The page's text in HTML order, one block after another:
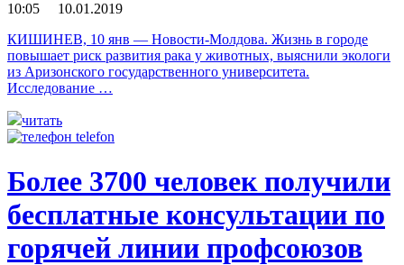
10:05 10.01.2019
КИШИНЕВ, 10 янв — Новости-Молдова. Жизнь в городе
повышает риск развития рака у животных, выяснили экологи
из Аризонского государственного университета.
Исследование …
читать
Более 3700 человек получили
бесплатные консультации по
горячей линии профсоюзов